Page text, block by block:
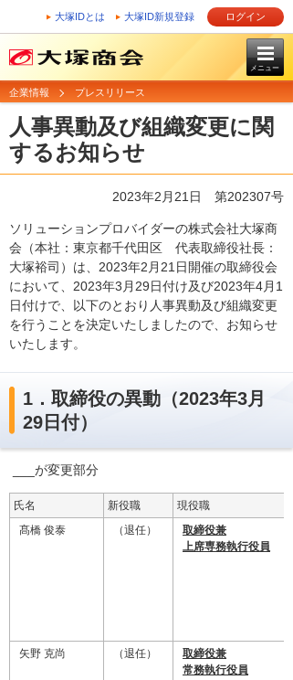
大塚IDとは 大塚ID新規登録 ログイン
メニュー
企業情報 プレスリリース
人事異動及び組織変更に関
するお知らせ
2023年2月21日 第202307号
ソリューションプロバイダーの株式会社大塚商
会（本社：東京都千代田区 代表取締役社長：
大塚裕司）は、2023年2月21日開催の取締役会
において、2023年3月29日付け及び2023年4月1
日付けで、以下のとおり人事異動及び組織変更
を行うことを決定いたしましたので、お知らせ
いたします。
1．取締役の異動（2023年3月
29日付）
___が変更部分
氏名 新役職
現役職
髙橋 俊泰
（退任）
取締役兼
上席専務執行役員
矢野 克尚 （退任）
取締役兼
常務執行役員